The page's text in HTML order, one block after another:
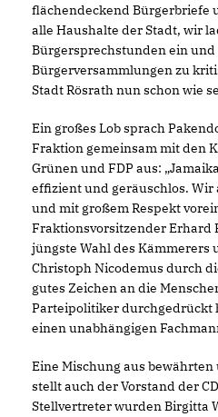
flächendeckend Bürgerbriefe
alle Haushalte der Stadt, wir
Bürgersprechstunden ein
Bürgerversammlungen zu
Stadt Rösrath nun schon wie
Ein großes Lob sprach
Fraktion gemeinsam mit den
Grünen und FDP aus:
effizient und geräuschlos.
und mit großem Respekt
Fraktionsvorsitzender Erhard
jüngste Wahl des Kämmerers
Christoph Nicodemus durch
gutes Zeichen an die
Parteipolitiker durchgedrückt
einen unabhängigen
Eine Mischung aus
stellt auch der Vorstand der
Stellvertreter wurden Birgitta